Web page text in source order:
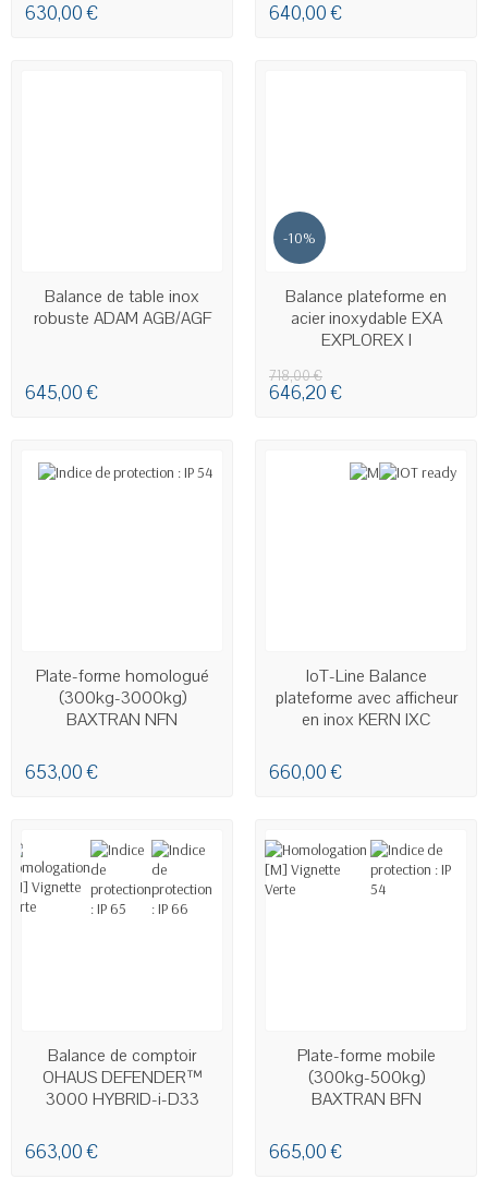
630,00 € 640,00 €
EN STOCK
Balance de table inox
robuste ADAM AGB/AGF
645,00 €
-10%
EN STOCK
Balance plateforme en
acier inoxydable EXA
EXPLOREX I
718,00 €
646,20 €
EN STOCK
Plate-forme homologué
(300kg-3000kg)
BAXTRAN NFN
653,00 €
EN STOCK
IoT-Line Balance
plateforme avec afficheur
en inox KERN IXC
660,00 €
EN STOCK
Balance de comptoir
OHAUS DEFENDER™
3000 HYBRID-i-D33
663,00 €
DERNIERS ARTICLES EN STOCK
Plate-forme mobile
(300kg-500kg)
BAXTRAN BFN
665,00 €